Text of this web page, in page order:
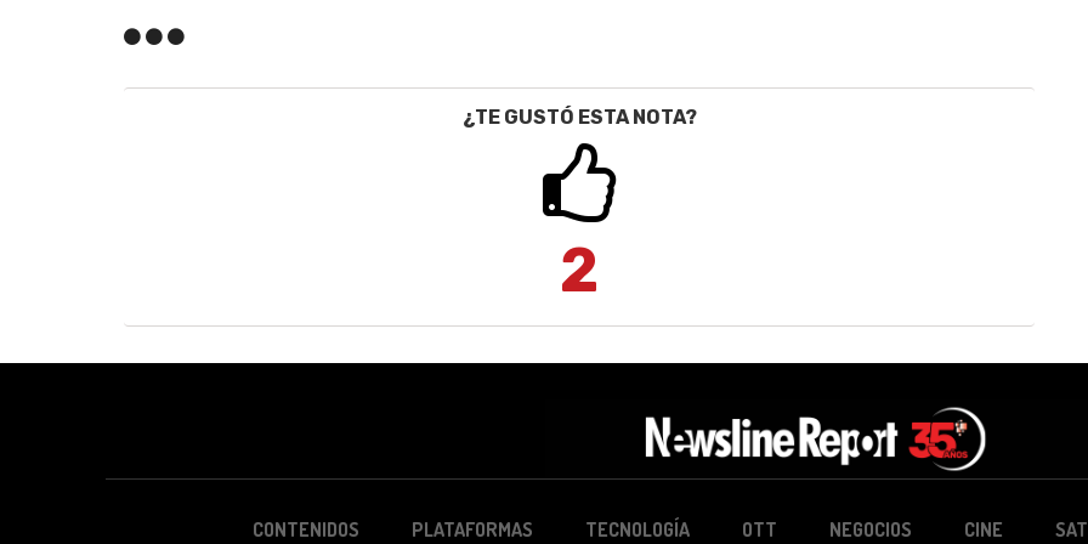
¿TE GUSTÓ ESTA NOTA?
2
CONTENIDOS PLATAFORMAS TECNOLOGÍA OTT NEGOCIOS CINE